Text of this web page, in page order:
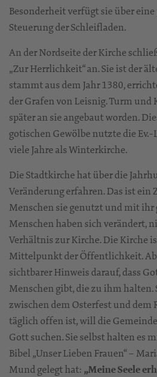
Besonderheit verfügt sie über
Steuerung der Schleifladen.
An der Nordseite der Kirche
„Zur Herrlichkeit“ an. Sie ist der
stammt aus dem Jahr 1380,
der Grafen von Leisnig. Turm
später an sie angebaut worden.
gotischen Gewölbe nutzte die
viele Jahre als Winterkirche.
Die Stadtkirche hat über die
Veränderung erfahren. Das ist ein
Menschen sie genutzt und mit ihr
Menschen haben sich verändert,
Verhältnis zur Kirche. Die Kirche
Mittelpunkt der Öffentlichkeit.
sichtbarer Hinweis darauf, dass
Menschen gibt, die zu ihm halten.
zwischen dem Osterfest und dem
täglich offen ist, will die
Gott suchen. Sie selbst halten es
Bibel „Unser Lieben Frauen“ –
Mund gelegt hat: „Meine Seele